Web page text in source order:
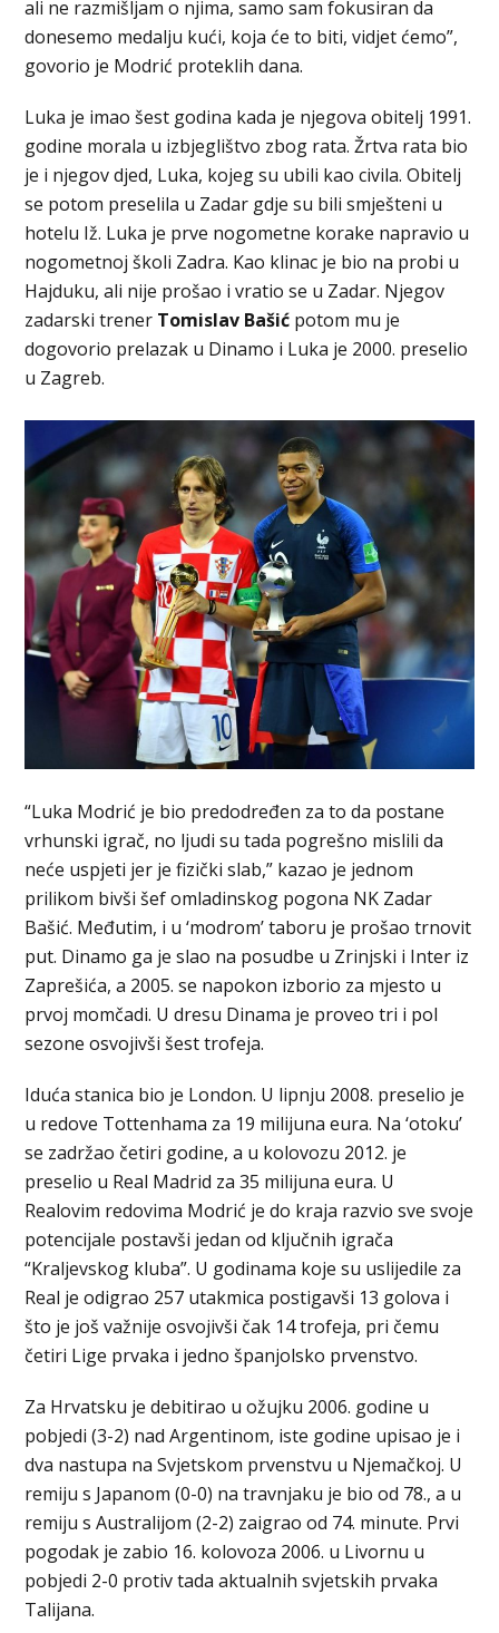
ali ne razmišljam o njima, samo sam fokusiran da
donesemo medalju kući, koja će to biti, vidjet ćemo”,
govorio je Modrić proteklih dana.
Luka je imao šest godina kada je njegova obitelj 1991.
godine morala u izbjeglištvo zbog rata. Žrtva rata bio
je i njegov djed, Luka, kojeg su ubili kao civila. Obitelj
se potom preselila u Zadar gdje su bili smješteni u
hotelu Iž. Luka je prve nogometne korake napravio u
nogometnoj školi Zadra. Kao klinac je bio na probi u
Hajduku, ali nije prošao i vratio se u Zadar. Njegov
zadarski trener Tomislav Bašić potom mu je
dogovorio prelazak u Dinamo i Luka je 2000. preselio
u Zagreb.
“Luka Modrić je bio predodređen za to da postane
vrhunski igrač, no ljudi su tada pogrešno mislili da
neće uspjeti jer je fizički slab,” kazao je jednom
prilikom bivši šef omladinskog pogona NK Zadar
Bašić. Međutim, i u ‘modrom’ taboru je prošao trnovit
put. Dinamo ga je slao na posudbe u Zrinjski i Inter iz
Zaprešića, a 2005. se napokon izborio za mjesto u
prvoj momčadi. U dresu Dinama je proveo tri i pol
sezone osvojivši šest trofeja.
Iduća stanica bio je London. U lipnju 2008. preselio je
u redove Tottenhama za 19 milijuna eura. Na ‘otoku’
se zadržao četiri godine, a u kolovozu 2012. je
preselio u Real Madrid za 35 milijuna eura. U
Realovim redovima Modrić je do kraja razvio sve svoje
potencijale postavši jedan od ključnih igrača
“Kraljevskog kluba”. U godinama koje su uslijedile za
Real je odigrao 257 utakmica postigavši 13 golova i
što je još važnije osvojivši čak 14 trofeja, pri čemu
četiri Lige prvaka i jedno španjolsko prvenstvo.
Za Hrvatsku je debitirao u ožujku 2006. godine u
pobjedi (3-2) nad Argentinom, iste godine upisao je i
dva nastupa na Svjetskom prvenstvu u Njemačkoj. U
remiju s Japanom (0-0) na travnjaku je bio od 78., a u
remiju s Australijom (2-2) zaigrao od 74. minute. Prvi
pogodak je zabio 16. kolovoza 2006. u Livornu u
pobjedi 2-0 protiv tada aktualnih svjetskih prvaka
Talijana.